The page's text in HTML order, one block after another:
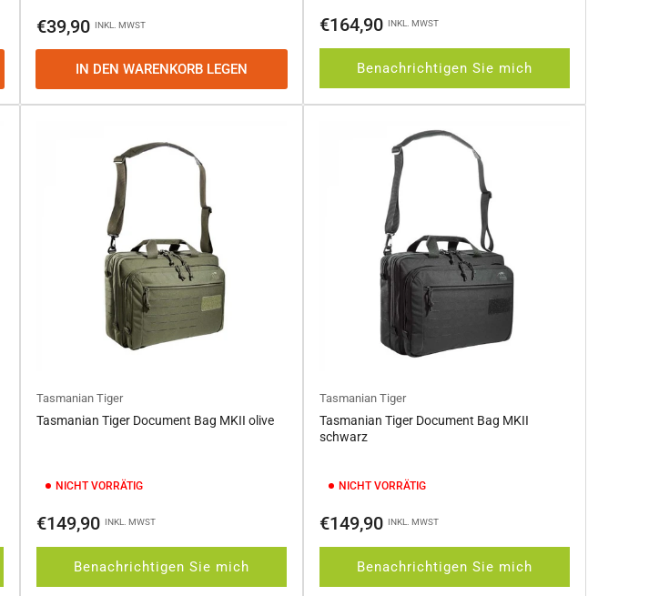
Normaler
€39,90 INKL. MWST
IN DEN WARENKORB LEGEN
Normaler
€164,90 INKL. MWST
Benachrichtigen Sie mich
Tasmanian Tiger
Tasmanian Tiger Document Bag MKII olive
NICHT VORRÄTIG
Normaler
€149,90 INKL. MWST
Benachrichtigen Sie mich
Tasmanian Tiger
Tasmanian Tiger Document Bag MKII
schwarz
NICHT VORRÄTIG
Normaler
€149,90 INKL. MWST
Benachrichtigen Sie mich